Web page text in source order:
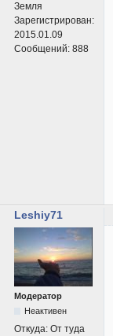
Земля
Зарегистрирован:
2015.01.09
Сообщений: 888
Leshiy71
Модератор
Неактивен
Откуда: От туда